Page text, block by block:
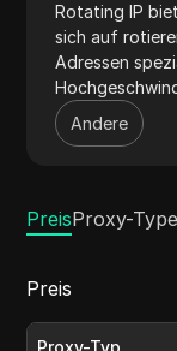
Rotating IP
sich auf
Adressen
Verbindungen
ist Rotating IP
Scraping-
auch für
Andere
PreisProxy-
Preis
Proxy-Typ